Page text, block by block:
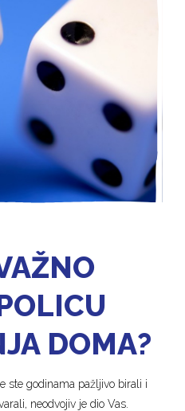
DOMA?
ste godinama pažljivo birali i
neodvojiv je dio Vas.